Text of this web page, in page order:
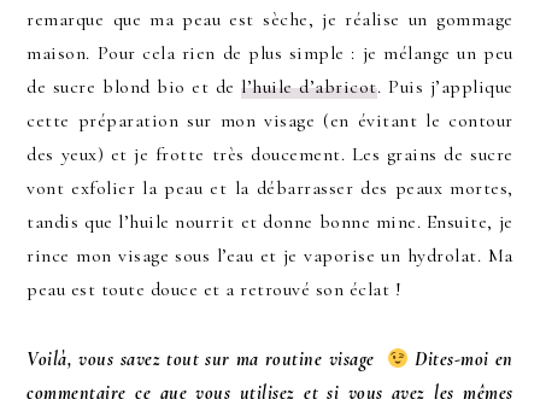
remarque que ma peau est sèche, je réalise un gommage
maison. Pour cela rien de plus simple : je mélange un peu
de sucre blond bio et del’huile d’abricot. Puis j’applique
cette préparation sur mon visage (en évitant le contour
des yeux) et je frotte très doucement. Les grains de sucre
vont exfolier la peau et la débarrasser des peaux mortes,
tandis que l’huile nourrit et donne bonne mine. Ensuite, je
rince mon visage sous l’eau et je vaporise un hydrolat. Ma
peau est toute douce et a retrouvé son éclat !
Voilà, vous savez tout sur ma routine visage
Dites-moi en
commentaire ce que vous utilisez et si vous avez les mêmes